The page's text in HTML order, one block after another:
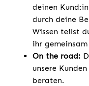
deinen
durch deine
Wissen teilst
ihr
On the road:
unsere
beraten.